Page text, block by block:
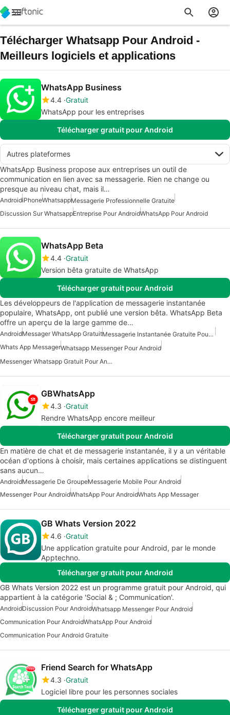
Télécharger Whatsapp Pour Android -
Meilleurs logiciels et applications
WhatsApp Business
4.4 Gratuit
WhatsApp pour les entreprises
Télécharger gratuit pour Android
Autres plateformes
WhatsApp Business propose aux entreprises un outil de
communication en lien avec sa messagerie. Rien ne change ou
presque au niveau chat, mais il…
AndroidiPhoneWhatsappMessagerie Professionnelle Gratuite
Discussion Sur WhatsappEntreprise Pour AndroidWhatsApp Pour Android
WhatsApp Beta
4.4 Gratuit
Version bêta gratuite de WhatsApp
Télécharger gratuit pour Android
Les développeurs de l'application de messagerie instantanée
populaire, WhatsApp, ont publié une version bêta. WhatsApp Beta
offre un aperçu de la large gamme de…
AndroidMessager WhatsApp Gratuit
Messagerie Instantanée Gratuite Pour Android
Whats App MessagerWhatsapp Messenger Pour Android
Messenger Whatsapp Gratuit Pour Android
GBWhatsApp
4.3 Gratuit
Rendre WhatsApp encore meilleur
Télécharger gratuit pour Android
En matière de chat et de messagerie instantanée, il y a un véritable
océan d'options à choisir, mais certaines applications se distinguent
sans aucun…
AndroidMessagerie De GroupeMessagerie Mobile Pour Android
Messenger Pour AndroidWhatsApp Pour AndroidWhats App Messager
GB Whats Version 2022
4.6 Gratuit
Une application gratuite pour Android, par le monde
Apptechno.
Télécharger gratuit pour Android
GB Whats Version 2022 est un programme gratuit pour Android, qui
appartient à la catégorie 'Social & ; Communication'.
AndroidDiscussion Pour AndroidWhatsapp Messenger Pour Android
Communication Pour AndroidWhatsApp Pour Android
Communication Pour Android Gratuite
Friend Search for WhatsApp
4.3 Gratuit
Logiciel libre pour les personnes sociales
Télécharger gratuit pour Android